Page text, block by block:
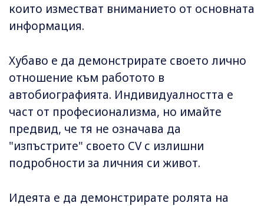
които изместват вниманието от основната
информация.
Хубаво е да демонстрирате своето лично
отношение към работото в
автобиографията. Индивидуалността е
част от професионализма, но имайте
предвид, че тя не означава да
"изпъстрите" своето CV с излишни
подробности за личния си живот.
Идеята е да демонстрирате ролята на